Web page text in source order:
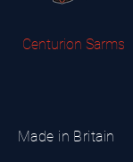
Centurion Sarms
Made in Britain